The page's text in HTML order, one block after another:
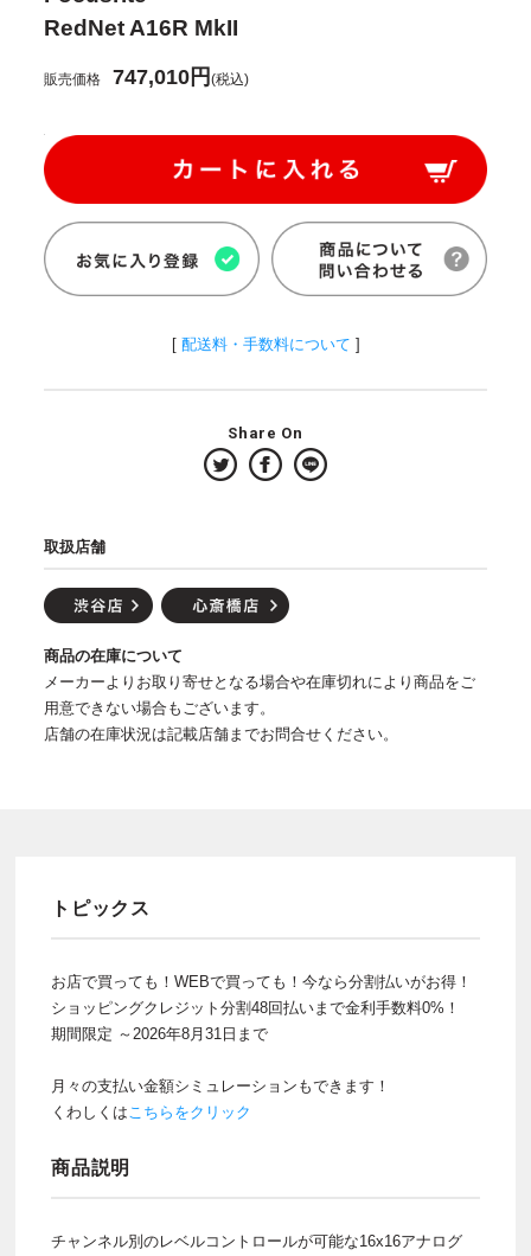
RedNet A16R MkII
販売価格 747,010円(税込)
[ 配送料・手数料について ]
Share On
取扱店舗
商品の在庫について
メーカーよりお取り寄せとなる場合や在庫切れにより商品をご
用意できない場合もございます。
店舗の在庫状況は記載店舗までお問合せください。
トピックス
お店で買っても！WEBで買っても！今なら分割払いがお得！
ショッピングクレジット分割48回払いまで金利手数料0%！
期間限定 ～2026年8月31日まで
月々の支払い金額シミュレーションもできます！
くわしくはこちらをクリック
商品説明
チャンネル別のレベルコントロールが可能な16x16アナログ